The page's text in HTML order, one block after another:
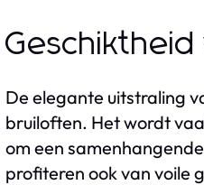
De elegante uitstraling
bruiloften. Het wordt
om een
profiteren ook van voile